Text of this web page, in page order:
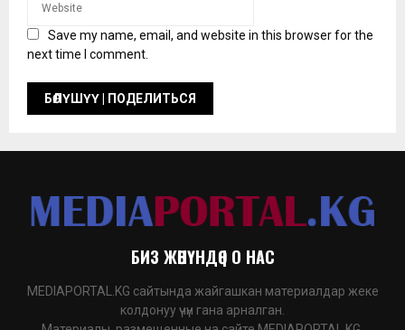
Save my name, email, and website in this browser for the
next time I comment.
БИЗ ЖӨНҮНДӨ | О НАС
MEDIAPORTAL.KG сайтында жайгашкан материалдар жеке
колдонуу үчүн гана арналган.